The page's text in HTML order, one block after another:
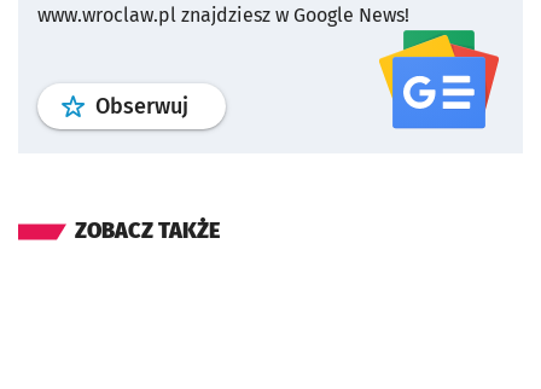
www.wroclaw.pl znajdziesz w Google News!
Obserwuj profil serwisu
ZOBACZ TAKŻE